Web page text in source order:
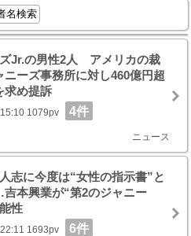
名検索
Jr.の男性2人 アメリカの裁
ニーズ事務所に対し460億円超
求め提訴
1079pv 4件
ニュース
志に今度は“女性の指示書”と
本興業が“第2のジャニー
性
1693pv 6件